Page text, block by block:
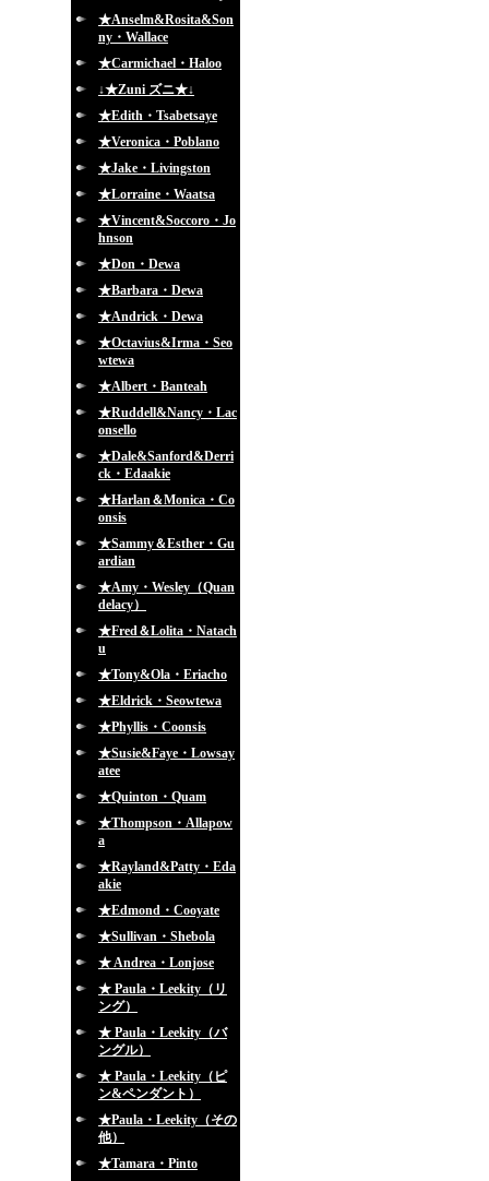
★Anselm&Rosita&Son
ny・Wallace
★Carmichael・Haloo
↓★Zuni ズニ★↓
★Edith・Tsabetsaye
★Veronica・Poblano
★Jake・Livingston
★Lorraine・Waatsa
★Vincent&Soccoro・Jo
hnson
★Don・Dewa
★Barbara・Dewa
★Andrick・Dewa
★Octavius&Irma・Seo
wtewa
★Albert・Banteah
★Ruddell&Nancy・Lac
onsello
★Dale&Sanford&Derri
ck・Edaakie
★Harlan＆Monica・Co
onsis
★Sammy＆Esther・Gu
ardian
★Amy・Wesley（Quan
delacy）
★Fred＆Lolita・Natach
u
★Tony&Ola・Eriacho
★Eldrick・Seowtewa
★Phyllis・Coonsis
★Susie&Faye・Lowsay
atee
★Quinton・Quam
★Thompson・Allapow
a
★Rayland&Patty・Eda
akie
★Edmond・Cooyate
★Sullivan・Shebola
★ Andrea・Lonjose
★ Paula・Leekity（リ
ング）
★ Paula・Leekity（バ
ングル）
★ Paula・Leekity（ピ
ン&ペンダント）
★Paula・Leekity（その
他）
★Tamara・Pinto